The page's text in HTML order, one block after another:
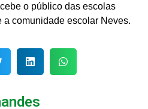
o público das escolas
comunidade escolar Neves.